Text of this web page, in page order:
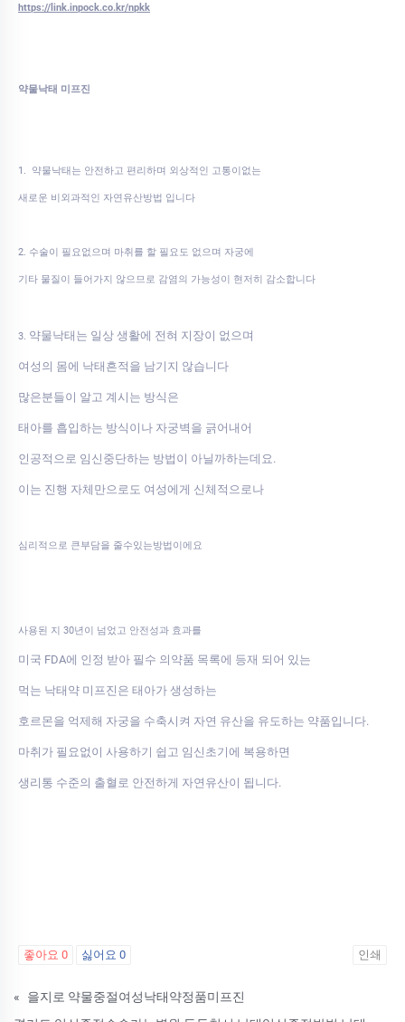
https://link.inpock.co.kr/npkk
약물낙태 미프진
1. 약물낙태는 안전하고 편리하며 외상적인 고통이없는
새로운 비외과적인 자연유산방법 입니다
2. 수술이 필요없으며 마취를 할 필요도 없으며 자궁에
기타 물질이 들어가지 않으므로 감염의 가능성이 현저히 감소합니다
3. 약물낙태는 일상 생활에 전혀 지장이 없으며
여성의 몸에 낙태흔적을 남기지 않습니다
많은분들이 알고 계시는 방식은
태아를 흡입하는 방식이나 자궁벽을 긁어내어
인공적으로 임신중단하는 방법이 아닐까하는데요.
이는 진행 자체만으로도 여성에게 신체적으로나
심리적으로 큰부담을 줄수있는방법이에요
사용된 지 30년이 넘었고 안전성과 효과를
미국 FDA에 인정 받아 필수 의약품 목록에 등재 되어 있는
먹는 낙태약 미프진은 태아가 생성하는
호르몬을 억제해 자궁을 수축시켜 자연 유산을 유도하는 약품입니다.
마취가 필요없이 사용하기 쉽고 임신초기에 복용하면
생리통 수준의 출혈로 안전하게 자연유산이 됩니다.
좋아요 0 싫어요 0 인쇄
«
을지로 약물중절여성낙­태약정품미­프진